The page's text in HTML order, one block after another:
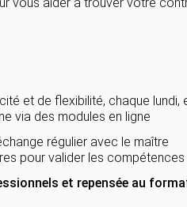
et de flexibilité, chaque lundi,
via des modules en ligne
régulier avec le maître
pour valider les compétences
et repensée au